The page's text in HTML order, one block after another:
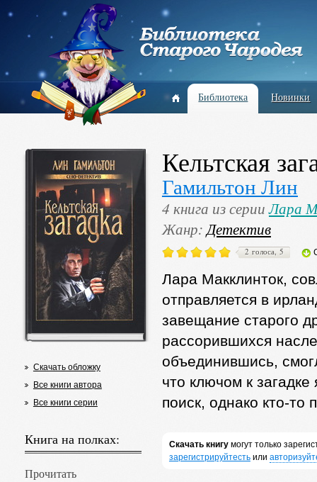
Библиотека Новинки
Скачать обложку
Все книги автора
Все книги серии
Книга на полках:
Прочитать
Кельтская
Гамильтон Лин
4 книга из серииЛара
Жанр:Детектив
2 голоса, 5
Лара Макклинток,
отправляется в
завещание старого
рассорившихся
объединившись,
что ключом к
поиск, однако кто-
Скачать книгумогут только
зарегистрируйтестьили